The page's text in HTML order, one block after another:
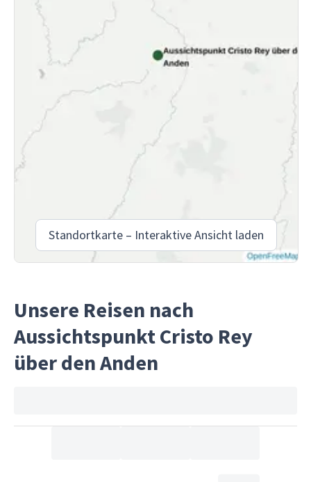
Standortkarte – Interaktive Ansicht laden
Unsere Reisen nach
Aussichtspunkt Cristo Rey
über den Anden